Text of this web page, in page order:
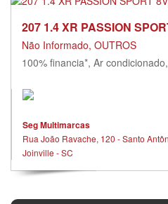
207 1.4 XR PASSION
Não Informado, OUTROS
100% financia*, Ar
Seg Multimarcas
Rua João Ravache, 120 - Santo
Joinville - SC